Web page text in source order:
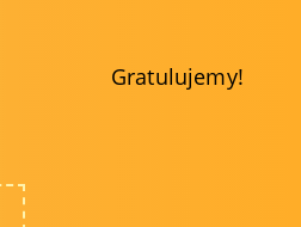
Gratulujemy!